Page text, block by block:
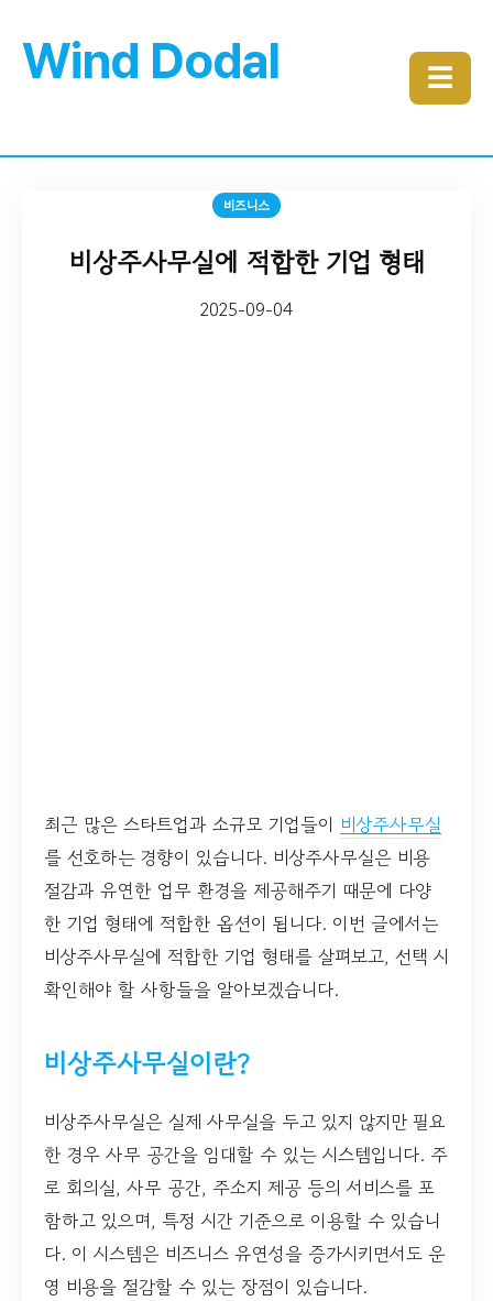
Wind Dodal ☰
비즈니스
비상주사무실에 적합한 기업 형태
2025-09-04
최근 많은 스타트업과 소규모 기업들이 비상주사무실
를 선호하는 경향이 있습니다. 비상주사무실은 비용
절감과 유연한 업무 환경을 제공해주기 때문에 다양
한 기업 형태에 적합한 옵션이 됩니다. 이번 글에서는
비상주사무실에 적합한 기업 형태를 살펴보고, 선택 시
확인해야 할 사항들을 알아보겠습니다.
비상주사무실이란?
비상주사무실은 실제 사무실을 두고 있지 않지만 필요
한 경우 사무 공간을 임대할 수 있는 시스템입니다. 주
로 회의실, 사무 공간, 주소지 제공 등의 서비스를 포
함하고 있으며, 특정 시간 기준으로 이용할 수 있습니
다. 이 시스템은 비즈니스 유연성을 증가시키면서도 운
영 비용을 절감할 수 있는 장점이 있습니다.